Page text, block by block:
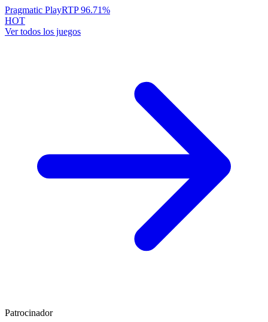
Pragmatic PlayRTP96.71%
HOT
Ver todos los juegos
Patrocinador